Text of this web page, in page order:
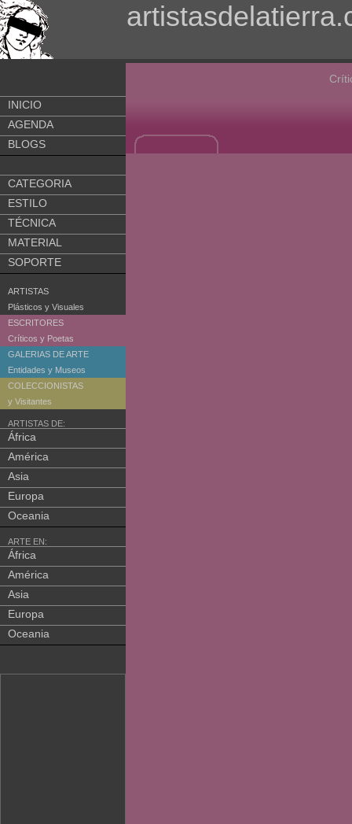
INICIO
AGENDA
BLOGS
CATEGORIA
ESTILO
TÉCNICA
MATERIAL
SOPORTE
ARTISTAS
Plásticos y Visuales
ESCRITORES
Críticos y Poetas
GALERIAS DE ARTE
Entidades y Museos
COLECCIONISTAS
y Visitantes
ARTISTAS DE:
África
América
Asia
Europa
Oceania
ARTE EN:
África
América
Asia
Europa
Oceania